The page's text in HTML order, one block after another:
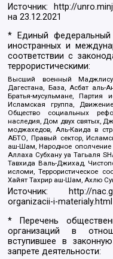
Источник: http://
на23.12.2021
* Единый федеральный
иностранных и
соответствии с
террористическими:
Высший военный
Дагестана, База, Асбат аль-
Братья-мусульмане, Партия
Исламская группа,
Общество социальных
наследия, Дом двух святых,
моджахедов, Аль-Каида в
АБТО, Правый сектор,
аш-Шам, Народное
Аллаха Субхану уа Тагьаля
Тавхида Валь-Джихад,
исломи, Террористическое
Хайят Тахрир аш-Шам, Ахлю
Источник:
http://
organizacii-i-materialy.html
* Перечень
организаций в
вступившее в
запрете деятельности: